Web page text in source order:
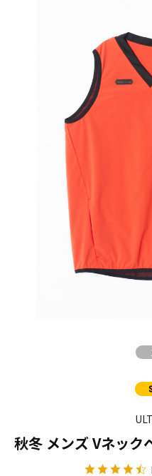
秋冬 メンズ Vネック